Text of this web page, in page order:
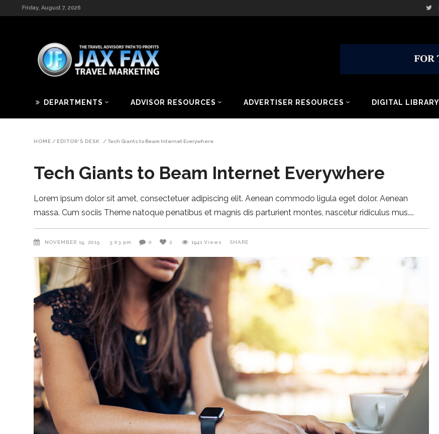
Friday, August 7, 2026
DEPARTMENTS ADVISOR RESOURCES ADVERTISER RESOURCES DIGITAL LIBRARY
HOME / EDITOR'S DESK / Tech Giants to Beam Internet Everywhere
Tech Giants to Beam Internet Everywhere
Lorem ipsum dolor sit amet, consectetuer adipiscing elit. Aenean commodo ligula eget dolor. Aenean
massa. Cum sociis Theme natoque penatibus et magnis dis parturient montes, nascetur ridiculus mus.
NOVEMBER 19, 2015 3:03 pm 0 2 1941 Views SHARE